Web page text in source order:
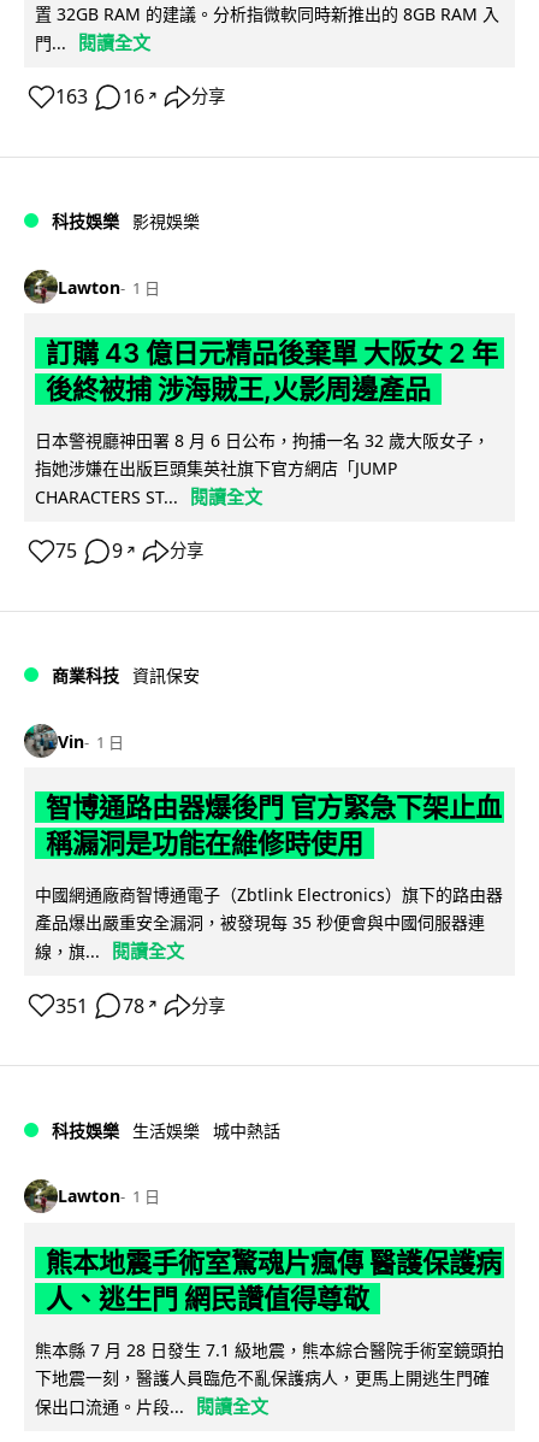
置 32GB RAM 的建議。分析指微軟同時新推出的 8GB RAM 入
門...
閱讀全文
163 16 ↗ 分享
科技娛樂 影視娛樂
Lawton 1 日
訂購 43 億日元精品後棄單 大阪女 2 年
後終被捕 涉海賊王,火影周邊產品
日本警視廳神田署 8 月 6 日公布，拘捕一名 32 歲大阪女子，
指她涉嫌在出版巨頭集英社旗下官方網店「JUMP
CHARACTERS ST...
閱讀全文
75 9 ↗ 分享
商業科技 資訊保安
Vin 1 日
智博通路由器爆後門 官方緊急下架止血
稱漏洞是功能在維修時使用
中國網通廠商智博通電子（Zbtlink Electronics）旗下的路由器
產品爆出嚴重安全漏洞，被發現每 35 秒便會與中國伺服器連
線，旗...
閱讀全文
351 78 ↗ 分享
科技娛樂 生活娛樂 城中熱話
Lawton 1 日
熊本地震手術室驚魂片瘋傳 醫護保護病
人、逃生門 網民讚值得尊敬
熊本縣 7 月 28 日發生 7.1 級地震，熊本綜合醫院手術室鏡頭拍
下地震一刻，醫護人員臨危不亂保護病人，更馬上開逃生門確
保出口流通。片段...
閱讀全文